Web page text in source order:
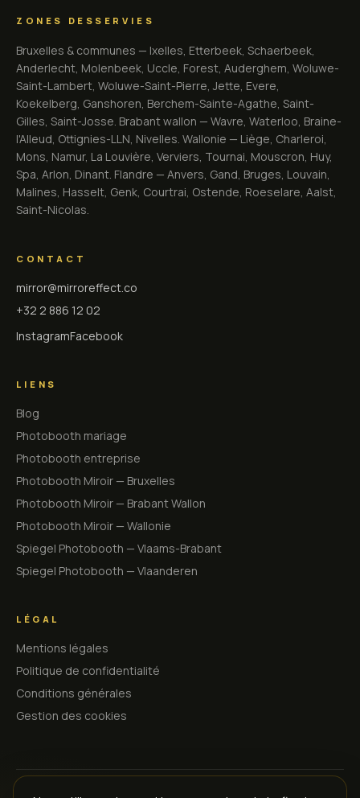
ZONES DESSERVIES
Bruxelles & communes — Ixelles, Etterbeek, Schaerbeek,
Anderlecht, Molenbeek, Uccle, Forest, Auderghem, Woluwe-
Saint-Lambert, Woluwe-Saint-Pierre, Jette, Evere,
Koekelberg, Ganshoren, Berchem-Sainte-Agathe, Saint-
Gilles, Saint-Josse. Brabant wallon — Wavre, Waterloo, Braine-
l'Alleud, Ottignies-LLN, Nivelles. Wallonie — Liège, Charleroi,
Mons, Namur, La Louvière, Verviers, Tournai, Mouscron, Huy,
Spa, Arlon, Dinant. Flandre — Anvers, Gand, Bruges, Louvain,
Malines, Hasselt, Genk, Courtrai, Ostende, Roeselare, Aalst,
Saint-Nicolas.
CONTACT
mirror@mirroreffect.co
+32 2 886 12 02
InstagramFacebook
LIENS
Blog
Photobooth mariage
Photobooth entreprise
Photobooth Miroir — Bruxelles
Photobooth Miroir — Brabant Wallon
Photobooth Miroir — Wallonie
Spiegel Photobooth — Vlaams-Brabant
Spiegel Photobooth — Vlaanderen
LÉGAL
Mentions légales
Politique de confidentialité
Conditions générales
Gestion des cookies
2026MirrorEffect — Photobooth Miroir Tous droits réservés.